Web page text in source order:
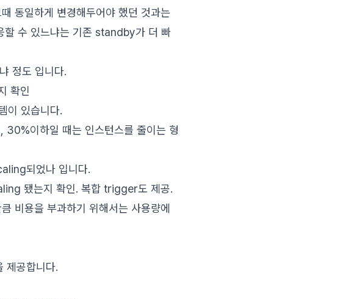
동일하게 변경해두어야 했던 것과는
할 수 있느냐는 기존 standby가 더 빠
정도 입니다.
확인
이 있습니다.
이하일 때는 인스턴스를 줄이는 형
되었나 입니다.
됐는지 확인. 복합 trigger도 제공.
비용을 부과하기 위해서는 사용량에
제공합니다.